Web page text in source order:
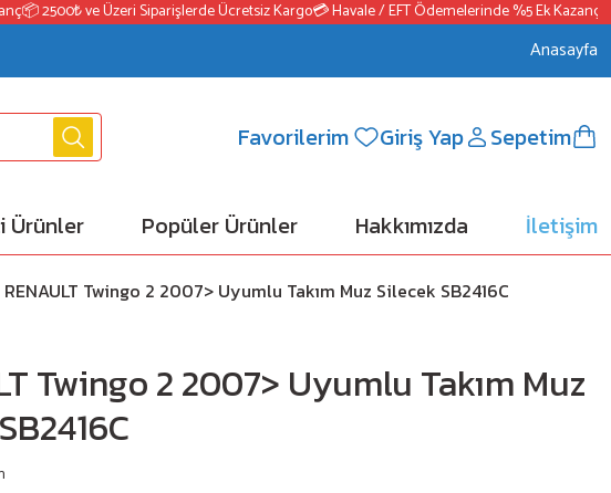
📦 2500₺ ve Üzeri Siparişlerde Ücretsiz Kargo💳 Havale / EFT Ödemelerinde %5 Ek Kazanç
Anasayfa
Favorilerim Giriş Yap Sepetim
Ürünler Popüler Ürünler Hakkımızda İletişim
RENAULT Twingo 2 2007> Uyumlu Takım Muz Silecek SB2416C
Twingo 2 2007> Uyumlu Takım Muz